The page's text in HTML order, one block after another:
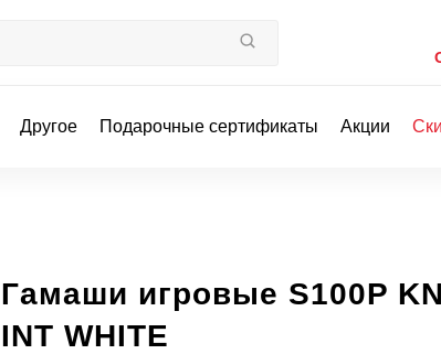
Другое Подарочные сертификаты Акции
Гамаши игровые S100P
INT WHITE